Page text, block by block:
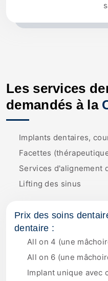
Les services
demandés à la
Implants dentaires,
Facettes
Services d'alignement
Lifting des sinus
Prix des soins
dentaire :
All on 4 (une
All on 6 (une
Implant unique avec